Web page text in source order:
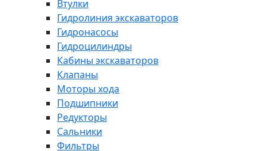
Втулки
Гидролиния экскаваторов
Гидронасосы
Гидроцилиндры
Кабины экскаваторов
Клапаны
Моторы хода
Подшипники
Редукторы
Сальники
Фильтры